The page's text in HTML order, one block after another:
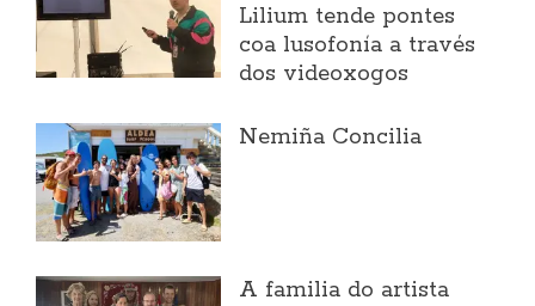
Lilium tende pontes
coa lusofonía a través
dos videoxogos
Nemiña Concilia
A familia do artista